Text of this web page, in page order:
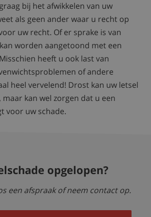
bij het afwikkelen van uw
als geen ander waar u recht op
uw recht. Of er sprake is van
worden aangetoond met een
heeft u ook last van
of andere
heel vervelend! Drost kan uw letsel
kan wel zorgen dat u een
voor uw schade.
opgelopen?
een afspraak of neem contact op.